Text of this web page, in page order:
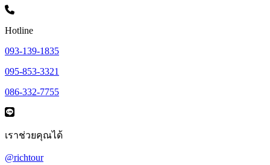
Hotline
093-139-1835
095-853-3321
086-332-7755
เราช่วยคุณได้
@richtour